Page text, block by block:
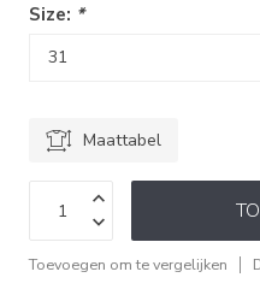
Size: *
Maattabel
Toevoegen om te vergelijken